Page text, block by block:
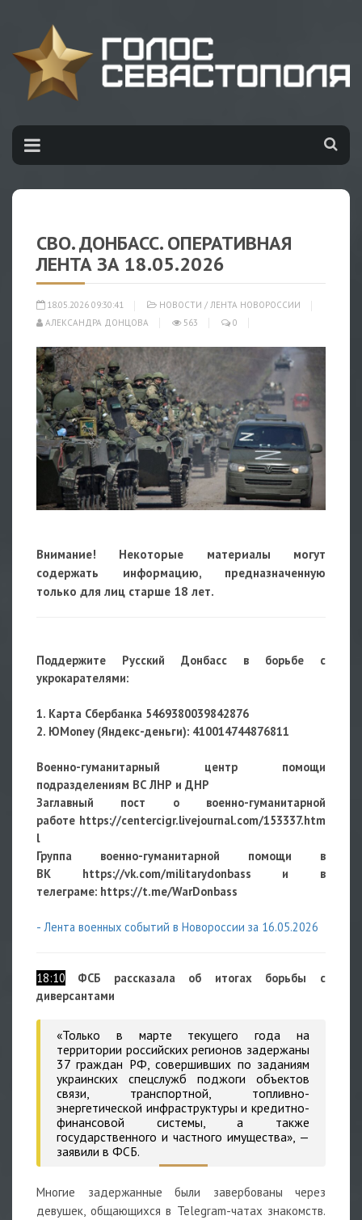
СВО. ДОНБАСС. ОПЕРАТИВНАЯ
ЛЕНТА ЗА 18.05.2026
18.05.2026 09:30:41 НОВОСТИ / ЛЕНТА НОВОРОССИИ
АЛЕКСАНДРА ДОНЦОВА
563 0
Внимание! Некоторые материалы могут
содержать информацию, предназначенную
только для лиц старше 18 лет.
Поддержите Русский Донбасс в борьбе с
укрокарателями:
1. Карта Сбербанка 5469380039842876
2. ЮMoney (Яндекс-деньги): 410014744876811
Военно-гуманитарный центр помощи
подразделениям ВС ЛНР и ДНР
Заглавный пост о военно-гуманитарной
работе https://centercigr.livejournal.com/153337.htm
l
Группа военно-гуманитарной помощи в
ВК https://vk.com/militarydonbass и в
телеграме: https://t.me/WarDonbass
- Лента военных событий в Новороссии за 16.05.2026
18:10
ФСБ рассказала об итогах борьбы с
диверсантами
«Только в марте текущего года на
территории российских регионов задержаны
37 граждан РФ, совершивших по заданиям
украинских спецслужб поджоги объектов
связи, транспортной, топливно-
энергетической инфраструктуры и кредитно-
финансовой системы, а также
государственного и частного имущества», —
заявили в ФСБ.
Многие задержанные были завербованы через
девушек, общающихся в Telegram-чатах знакомств.